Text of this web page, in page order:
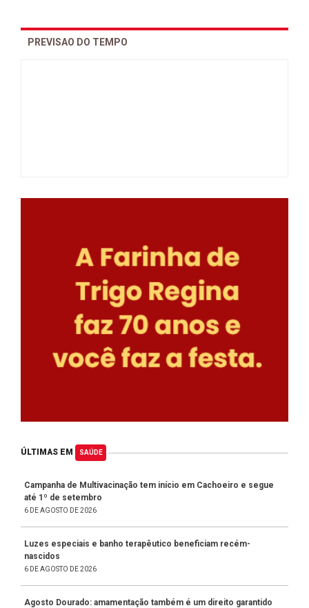
PREVISAO DO TEMPO
ÚLTIMAS EM SAÚDE
Campanha de Multivacinação tem início em Cachoeiro e segue
até 1º de setembro
6 DE AGOSTO DE 2026
Luzes especiais e banho terapêutico beneficiam recém-
nascidos
6 DE AGOSTO DE 2026
Agosto Dourado: amamentação também é um direito garantido